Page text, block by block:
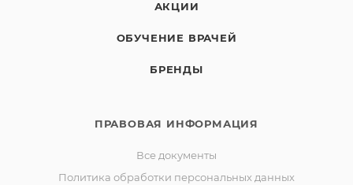
врожденных пороках развития зубов (шиповидные
удержании места, эстетической рестврации
зубов и множественных эстетических дефектов, при
АКЦИИ
ОБУЧЕНИЕ ВРАЧЕЙ
БРЕНДЫ
ПРАВОВАЯ ИНФОРМАЦИЯ
Все документы
Политика обработки персональных данных